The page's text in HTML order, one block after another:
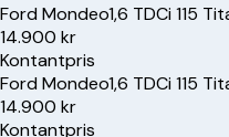
FordMondeo1,6 TDCi 115
14.900 kr
Kontantpris
FordMondeo1,6 TDCi 115
14.900 kr
Kontantpris